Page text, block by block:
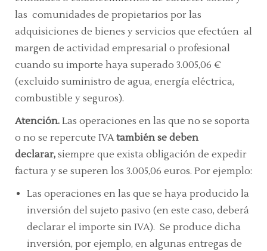
las comunidades de propietarios por las
adquisiciones de bienes y servicios que efectúen al
margen de actividad empresarial o profesional
cuando su importe haya superado 3.005,06 €
(excluido suministro de agua, energía eléctrica,
combustible y seguros).
Atención. Las operaciones en las que no se soporta
o no se repercute IVAtambién se deben
declarar, siempre que exista obligación de expedir
factura y se superen los 3.005,06 euros. Por ejemplo:
Las operaciones en las que se haya producido la
inversión del sujeto pasivo (en este caso, deberá
declarar el importe sin IVA). Se produce dicha
inversión, por ejemplo, en algunas entregas de